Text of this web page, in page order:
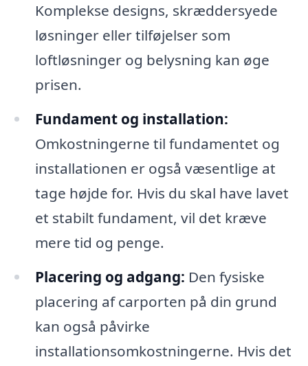
Komplekse designs, skræddersyede
løsninger eller tilføjelser som
loftløsninger og belysning kan øge
prisen.
Fundament og installation:
Omkostningerne til fundamentet og
installationen er også væsentlige at
tage højde for. Hvis du skal have lavet
et stabilt fundament, vil det kræve
mere tid og penge.
Placering og adgang: Den fysiske
placering af carporten på din grund
kan også påvirke
installationsomkostningerne. Hvis det